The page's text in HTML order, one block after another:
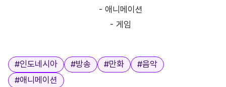
- 애니메이션
- 게임
태그
#인도네시아 #방송 #만화 #음악
#애니메이션